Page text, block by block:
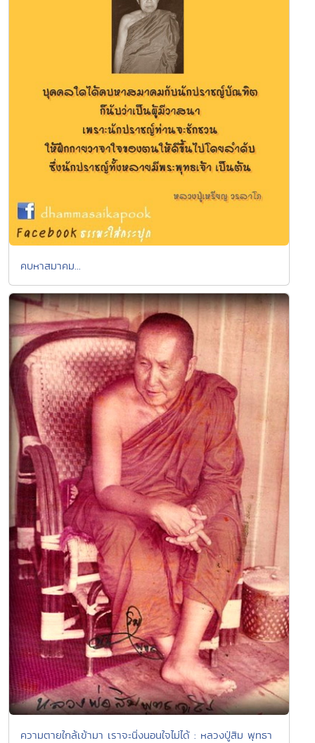
คบหาสมาคม...
ความตายใกล้เข้ามา เราจะนิ่งนอนใจไม่ได้ : หลวงปู่สิม พุทธา